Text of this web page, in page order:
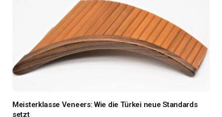
Meisterklasse Veneers: Wie die Türkei neue Standards
setzt